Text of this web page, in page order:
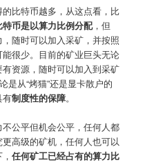
比特币越多，从这点看，比
特币是以算力比例分配，但
随时可以加入采矿，并按照
很少。目前的矿业巨头无论
资源，随时可以加入到采矿
是从“烤猫”还是显卡散户的
有制度性的保障。
公平但机会公平，任何人都
高级的矿机，任何人也可以
，任何矿工已经占有的算力比